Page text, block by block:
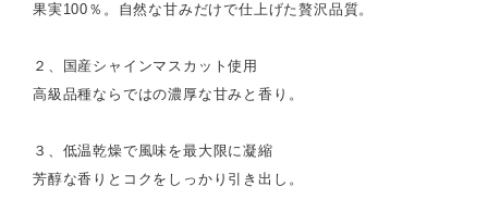
果実100％。自然な甘みだけで仕上げた贅沢品質。
２、国産シャインマスカット使用
高級品種ならではの濃厚な甘みと香り。
３、低温乾燥で風味を最大限に凝縮
芳醇な香りとコクをしっかり引き出し。